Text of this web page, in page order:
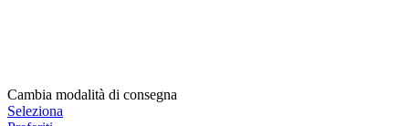
Cambia modalità di consegna
Seleziona